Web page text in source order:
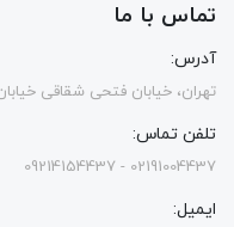
تماس با ما
آدرس:
تهران، خیابان فتحی شقاقی خیابان
تلفن تماس:
02191004437 - 09214154437
ایمیل: